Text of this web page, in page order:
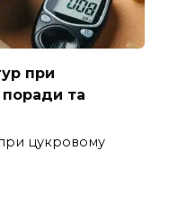
при
поради та
цукровому